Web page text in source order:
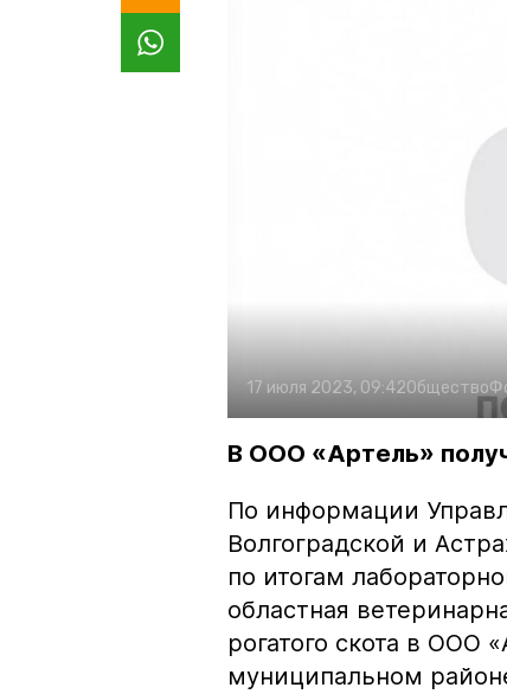
17 июля 2023, 09:42Общество
В ООО «Артель»
По информации
Волгоградской и
по итогам
областная
рогатого скота в ООО
муниципальном